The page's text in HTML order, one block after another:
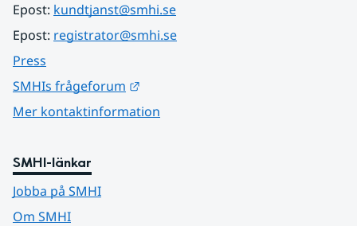
Epost: kundtjanst@smhi.se
Epost: registrator@smhi.se
Press
SMHIs frågeforum
Mer kontaktinformation
SMHI-länkar
Jobba på SMHI
Om SMHI